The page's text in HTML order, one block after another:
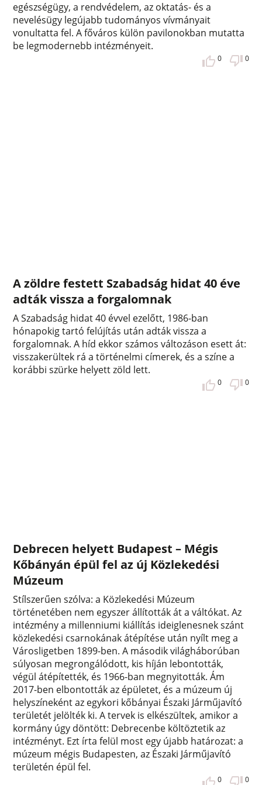
egészségügy, a rendvédelem, az oktatás- és a
nevelésügy legújabb tudományos vívmányait
vonultatta fel. A főváros külön pavilonokban mutatta
be legmodernebb intézményeit.
0 0
A zöldre festett Szabadság hidat 40 éve
adták vissza a forgalomnak
A Szabadság hidat 40 évvel ezelőtt, 1986-ban
hónapokig tartó felújítás után adták vissza a
forgalomnak. A híd ekkor számos változáson esett át:
visszakerültek rá a történelmi címerek, és a színe a
korábbi szürke helyett zöld lett.
0 0
Debrecen helyett Budapest – Mégis
Kőbányán épül fel az új Közlekedési
Múzeum
Stílszerűen szólva: a Közlekedési Múzeum
történetében nem egyszer állították át a váltókat. Az
intézmény a millenniumi kiállítás ideiglenesnek szánt
közlekedési csarnokának átépítése után nyílt meg a
Városligetben 1899-ben. A második világháborúban
súlyosan megrongálódott, kis híján lebontották,
végül átépítették, és 1966-ban megnyitották. Ám
2017-ben elbontották az épületet, és a múzeum új
helyszíneként az egykori kőbányai Északi Járműjavító
területét jelölték ki. A tervek is elkészültek, amikor a
kormány úgy döntött: Debrecenbe költöztetik az
intézményt. Ezt írta felül most egy újabb határozat: a
múzeum mégis Budapesten, az Északi Járműjavító
területén épül fel.
0 0